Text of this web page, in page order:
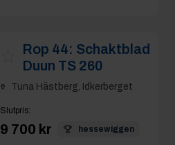
Rop 44: Schaktblad
Duun TS 260
Tuna Hästberg, Idkerberget
Slutpris:
9 700 kr hessewiggen